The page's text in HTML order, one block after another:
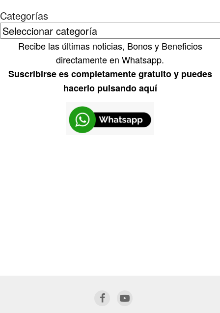
Categorías
Recibe las últimas noticias, Bonos y Beneficios
directamente en Whatsapp.
Suscribirse es completamente gratuito y puedes
hacerlo pulsando aquí